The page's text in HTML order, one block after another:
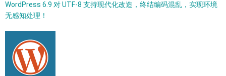
WordPress 6.9 对 UTF-8 支持现代化改造，终结编码混乱，实现环境
无感知处理！